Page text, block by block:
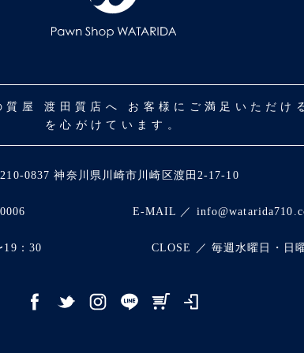
屋 渡田質店へ お客様にご満足いただけ
を心がけています。
0837 神奈川県川崎市川崎区渡田2-17-10
E-MAIL ／
19：30 CLOSE ／ 毎週水曜日・日